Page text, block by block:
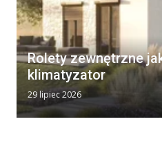
Rolety zewnętrzne
klimatyzator
29 lipiec 2026